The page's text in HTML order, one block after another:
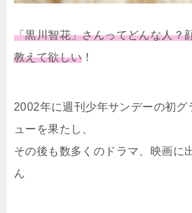
「黒川智花」さんってどんな人？
教えて欲しい ！
2002年に週刊少年サンデーの初グ
ューを果たし、
その後も数多くのドラマ、映画に
ん